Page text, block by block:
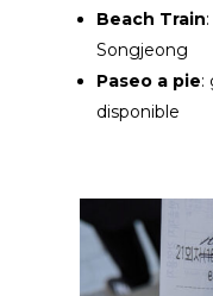
Beach Train
Songjeong
Paseo a pie:
disponible